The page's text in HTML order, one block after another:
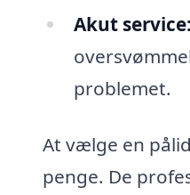
Akut service:
problemet.
At vælge en
penge. De